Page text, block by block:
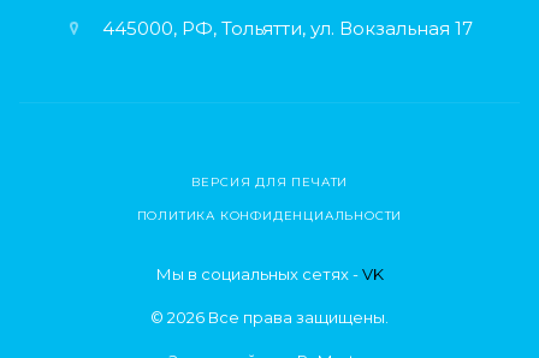
445000, РФ, Тольятти, ул. Вокзальная 17
ВЕРСИЯ ДЛЯ ПЕЧАТИ
ПОЛИТИКА КОНФИДЕНЦИАЛЬНОСТИ
Мы в социальных сетях -VK
© 2026 Все права защищены.